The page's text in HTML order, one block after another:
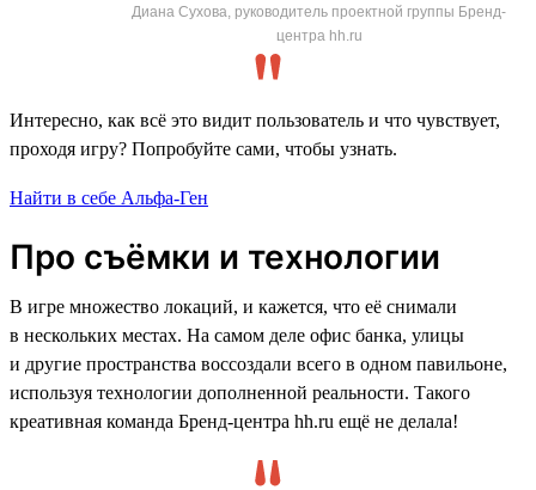
Диана Сухова, руководитель проектной группы Бренд-
центра hh.ru
Интересно, как всё это видит пользователь и что чувствует,
проходя игру? Попробуйте сами, чтобы узнать.
Найти в себе Альфа-Ген
Про съёмки и технологии
В игре множество локаций, и кажется, что её снимали
в нескольких местах. На самом деле офис банка, улицы
и другие пространства воссоздали всего в одном павильоне,
используя технологии дополненной реальности. Такого
креативная команда Бренд-центра hh.ru ещё не делала!